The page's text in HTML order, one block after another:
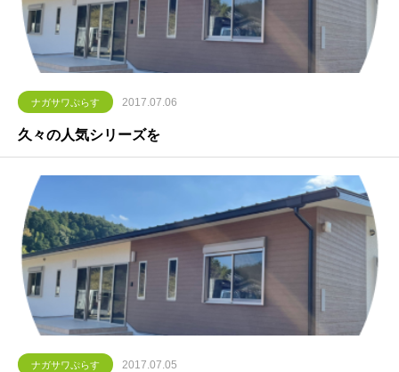
ナガサワぷらす 2017.07.06
久々の人気シリーズを
ナガサワぷらす 2017.07.05